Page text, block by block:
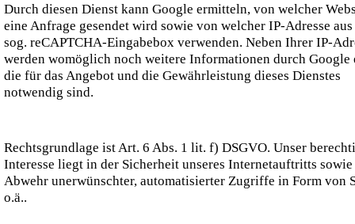
Durch diesen Dienst kann Google ermitteln, von welcher
eine Anfrage gesendet wird sowie von welcher IP-Adresse
sog. reCAPTCHA-Eingabebox verwenden. Neben Ihrer IP-
werden womöglich noch weitere Informationen durch Google
die für das Angebot und die Gewährleistung dieses Dienstes
notwendig sind.
Rechtsgrundlage ist Art. 6 Abs. 1 lit. f) DSGVO. Unser
Interesse liegt in der Sicherheit unseres Internetauftritts
Abwehr unerwünschter, automatisierter Zugriffe in Form von
o.ä..